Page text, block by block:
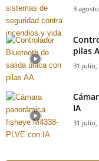
3
pilas
31 julio,
IA
31 julio,